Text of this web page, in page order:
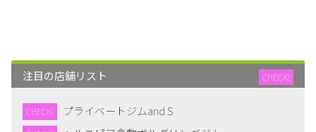
注目の店舗リスト CHECK!
CHECK! プライベートジムand S